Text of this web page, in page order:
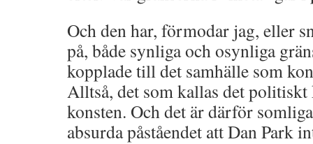
Och den har, förmodar jag, eller
på, både synliga och osynliga
kopplade till det samhälle som
Alltså, det som kallas det
konsten. Och det är därför
absurda påståendet att Dan Park